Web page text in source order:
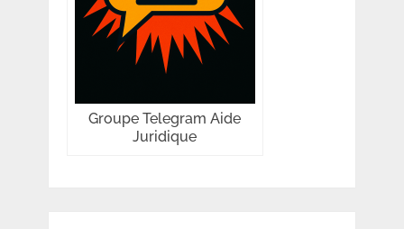
Groupe Telegram Aide
Juridique